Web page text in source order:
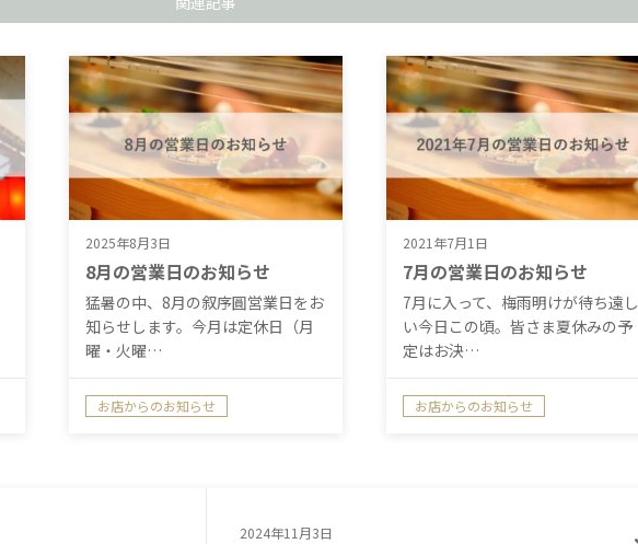
2025年8月3日
8月の営業日のお知らせ
猛暑の中、8月の叙序圓営業日をお
知らせします。今月は定休日（月
曜・火曜…
お店からのお知らせ
2021年7月1日
7月の営業日のお知らせ
7月に入って、梅雨明けが待ち遠し
い今日この頃。皆さま夏休みの予
定はお決…
お店からのお知らせ
2024年11月3日